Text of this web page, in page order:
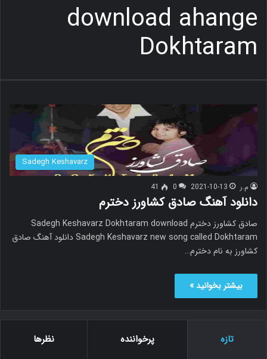
download ahange
Dokhtaram
Sadegh Keshavarz
م.ر 2021-10-13
0
41
دانلود آهنگ صادق کشاورز دخترم
صادق کشاورز دخترم Sadegh Keshavarz Dokhtaram download
Sadegh Keshavarz new song called Dokhtaram دانلود آهنگ صادق
کشاورز به نام دخترم…
بیشتر بخوانید »
تازه پرخواننده نظرها